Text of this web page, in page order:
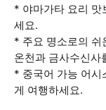
* 야마가타 요리 맛
세요.
* 주요 명소로의 쉬
온천과 금사수신사
* 중국어 가능 어시
게 여행하세요.